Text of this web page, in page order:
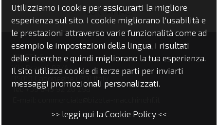
produttiva.
✴️Strutture robuste per lavorazioni
precise
Durante la saldatura, la goffratura e la
tranciatura, la stabilità della struttura
contribuisce direttamente alla qualità del
risultato.
vengono realizzate con strutture robuste,
CONTATTACI
BIZETA S.r.l.
Via Bragni, 93/A
35010 Cadoneghe (PD) Italy
Tel: +39 049 92 20 298
Utilizziamo i cookie per assicurarti la migliore
esperienza sul sito. I cookie migliorano l'usabilità e
le prestazioni attraverso varie funzionalità come ad
esempio le impostazioni della lingua, i risultati
delle ricerche e quindi migliorano la tua esperienza.
Il sito utilizza cookie di terze parti per inviarti
messaggi promozionali personalizzati.
>> leggi qui la Cookie Policy <<